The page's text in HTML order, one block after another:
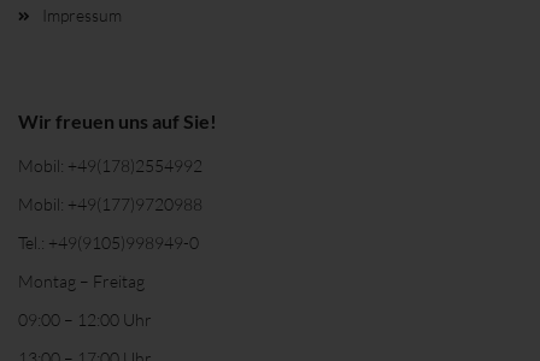
Impressum
Wir freuen uns auf Sie!
Mobil: +49(178)2554992
Mobil: +49(177)9720988
Tel.: +49(9105)998949-0
Montag – Freitag
09:00 – 12:00 Uhr